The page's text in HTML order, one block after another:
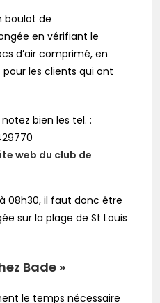
boulot de
en vérifiant le
d’air comprimé, en
les clients qui ont
bien les tel. :
web du club de
08h30, il faut donc être
sur la plage de St Louis
Bade »
le temps nécessaire